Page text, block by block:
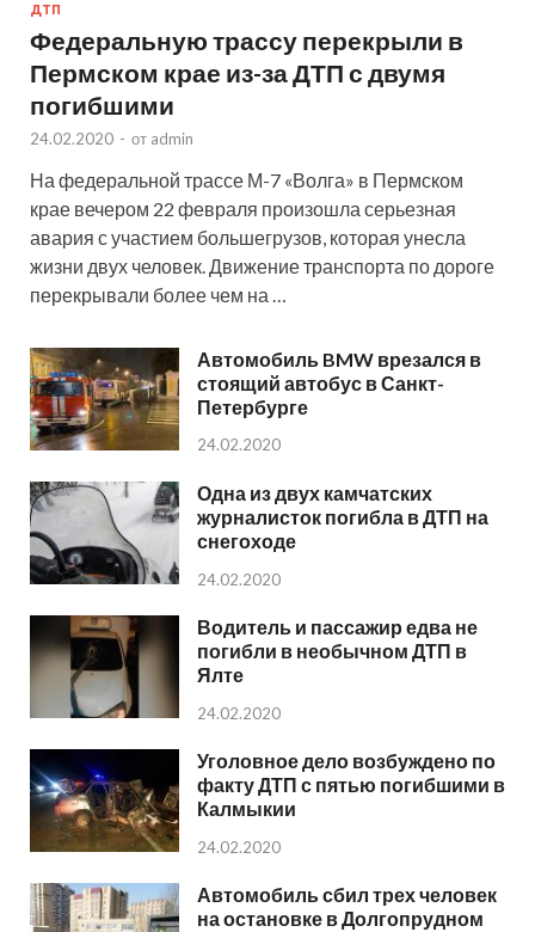
ДТП
Федеральную трассу перекрыли в
Пермском крае из-за ДТП с двумя
погибшими
24.02.2020 - от admin
На федеральной трассе М-7 «Волга» в Пермском
крае вечером 22 февраля произошла серьезная
авария с участием большегрузов, которая унесла
жизни двух человек. Движение транспорта по дороге
перекрывали более чем на …
Автомобиль BMW врезался в
стоящий автобус в Санкт-
Петербурге
24.02.2020
Одна из двух камчатских
журналисток погибла в ДТП на
снегоходе
24.02.2020
Водитель и пассажир едва не
погибли в необычном ДТП в
Ялте
24.02.2020
Уголовное дело возбуждено по
факту ДТП с пятью погибшими в
Калмыкии
24.02.2020
Автомобиль сбил трех человек
на остановке в Долгопрудном